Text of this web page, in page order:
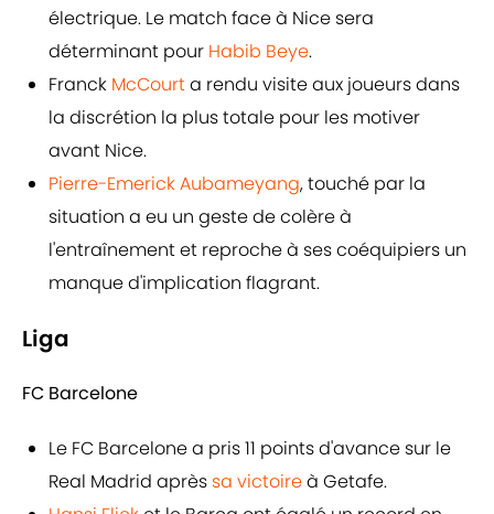
électrique. Le match face à Nice sera
déterminant pour Habib Beye.
Franck McCourta rendu visite aux joueurs dans
la discrétion la plus totale pour les motiver
avant Nice.
Pierre-Emerick Aubameyang, touché par la
situation a eu un geste de colère à
l'entraînement et reproche à ses coéquipiers un
manque d'implication flagrant.
Liga
FC Barcelone
Le FC Barcelone a pris 11 points d'avance sur le
Real Madrid après sa victoireà Getafe.